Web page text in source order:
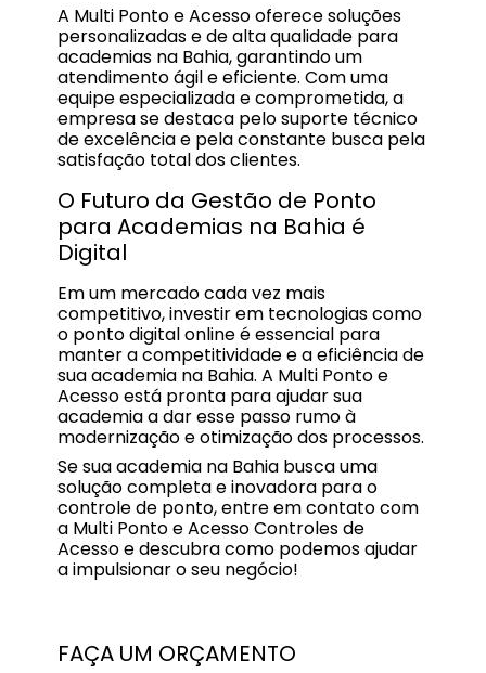
A Multi Ponto e Acesso oferece soluções
personalizadas e de alta qualidade para
academias na Bahia, garantindo um
atendimento ágil e eficiente. Com uma
equipe especializada e comprometida, a
empresa se destaca pelo suporte técnico
de excelência e pela constante busca pela
satisfação total dos clientes.
O Futuro da Gestão de Ponto
para Academias na Bahia é
Digital
Em um mercado cada vez mais
competitivo, investir em tecnologias como
o ponto digital online é essencial para
manter a competitividade e a eficiência de
sua academia na Bahia. A Multi Ponto e
Acesso está pronta para ajudar sua
academia a dar esse passo rumo à
modernização e otimização dos processos.
Se sua academia na Bahia busca uma
solução completa e inovadora para o
controle de ponto, entre em contato com
a Multi Ponto e Acesso Controles de
Acesso e descubra como podemos ajudar
a impulsionar o seu negócio!
FAÇA UM ORÇAMENTO